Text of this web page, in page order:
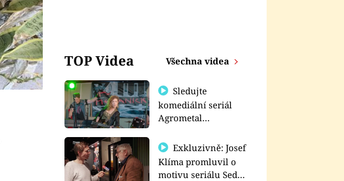
TOP Videa Všechna videa
Sledujte
komediální seriál
Agrometal
prima+
Exkluzivně: Josef
Klíma promluvil o
motivu seriálu Sedm